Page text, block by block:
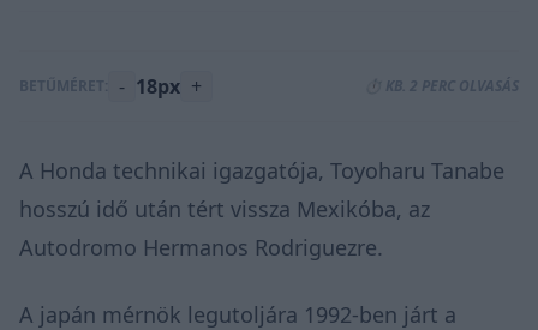
BETŰMÉRET: - 18px + ⏱️ KB. 2 PERC OLVASÁS
A Honda technikai igazgatója, Toyoharu Tanabe
hosszú idő után tért vissza Mexikóba, az
Autodromo Hermanos Rodriguezre.
A japán mérnök legutoljára 1992-ben járt a